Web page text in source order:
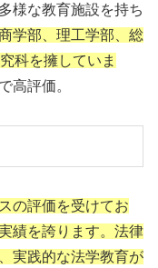
様な教育施設を持ち
学部、理工学部、総
科を擁していま
高評価。
の評価を受けてお
績を誇ります。法律
実践的な法学教育が